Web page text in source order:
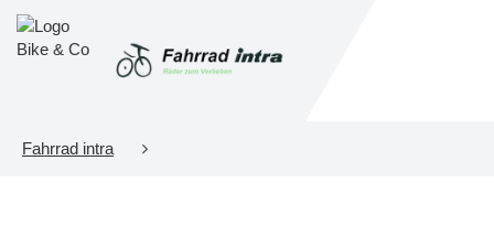
Fahrrad intra